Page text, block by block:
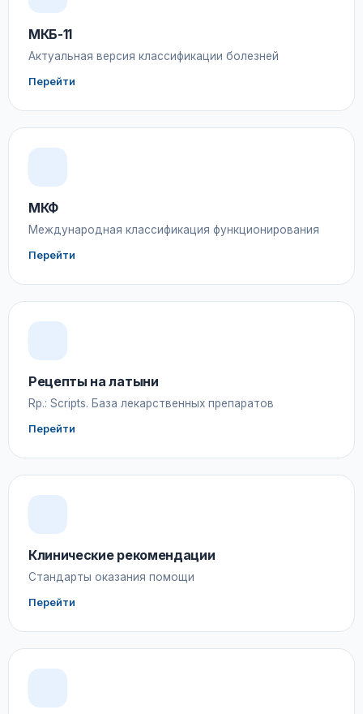
МКБ-11
Актуальная версия классификации болезней
Перейти
МКФ
Международная классификация функционирования
Перейти
Рецепты на латыни
Rp.: Scripts. База лекарственных препаратов
Перейти
Клинические рекомендации
Стандарты оказания помощи
Перейти